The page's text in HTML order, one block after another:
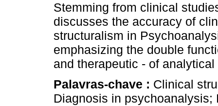
Stemming from clinical
discusses the accuracy of
structuralism in
emphasizing the double
and therapeutic - of
Palavras-chave : Clinical
Diagnosis in